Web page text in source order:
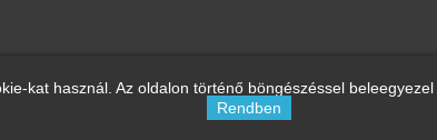
kat használ. Az oldalon történő böngészéssel
Rendben